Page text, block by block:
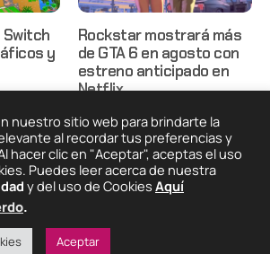
y
Rockstar mostrará más
de GTA 6 en agosto con
estreno anticipado en
Netflix
N3k0 Hace 2 días
| Anime, Games & Nothing
De
Uso Privacidad
nuestro sitio web para brindarte la
al recordar tus preferencias y
hacer clic en "Aceptar", aceptas el uso
Puedes leer acerca de nuestra
y del uso de Cookies Aquí
.
Aceptar